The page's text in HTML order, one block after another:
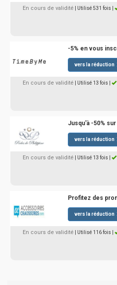
En cours de validité | Utilisé 531 fois
-5% en vous
vers la réduction
En cours de validité | Utilisé 13 fois
Jusqu'à -50%
vers la réduction
En cours de validité | Utilisé 13 fois
Profitez des
vers la réduction
En cours de validité | Utilisé 116 fois